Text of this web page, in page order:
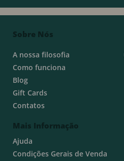
Sobre Nós
A nossa filosofia
Como funciona
Blog
Gift Cards
Contatos
Mais Informação
Ajuda
Condições Gerais de Venda